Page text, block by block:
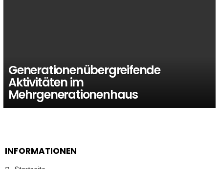
Generationenübergreifende
Aktivitäten im
Mehrgenerationenhaus
INFORMATIONEN